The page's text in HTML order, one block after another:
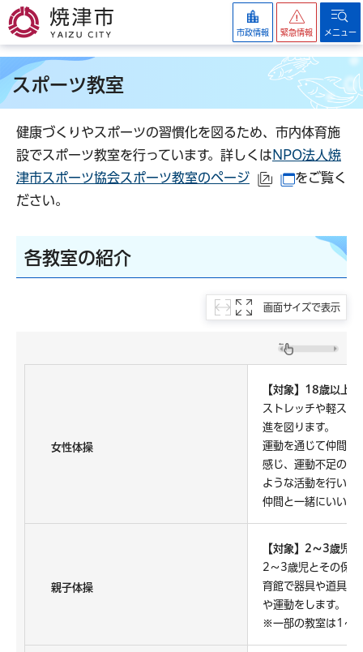
焼津市
市政情報 緊急情報 メニュー
スポーツ教室
健康づくりやスポーツの習慣化を図るため、市内体育施
設でスポーツ教室を行っています。詳しくは NPO法人焼
津市スポーツ協会スポーツ教室のページ
（外部サイト
（別ウイ
をご覧く
ださい。
各教室の紹介
画面サイズで表示
女性体操
【対象】18歳以上
ストレッチや軽スポ
進を図ります。
運動を通じて仲間づ
感じ、運動不足の解
ような活動を行いま
仲間と一緒にいい汗
親子体操
【対象】2〜3歳児
2～3歳児とその保
育館で器具や道具を
や運動をします。
※一部の教室は1〜3